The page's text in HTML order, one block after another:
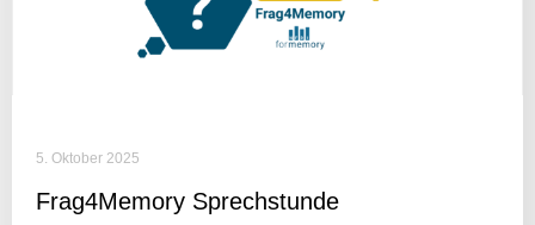
5. Oktober 2025
Frag4Memory Sprech­stunde